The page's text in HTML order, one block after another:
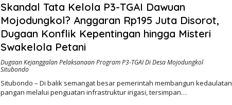
Skandal Tata Kelola P3-TGAI Dawuan
Mojodungkol? Anggaran Rp195 Juta Disorot,
Dugaan Konflik Kepentingan hingga Misteri
Swakelola Petani
Dugaan Kejanggalan Pelaksanaan Program P3-TGAI Di Desa Mojodungkol
Situbondo
Situbondo – Di balik semangat besar pemerintah membangun kedaulatan
pangan melalui penguatan infrastruktur irigasi, tersimpan…